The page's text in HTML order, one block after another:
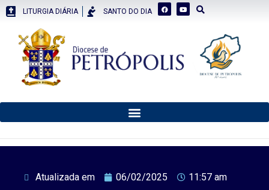
LITURGIA DIÁRIA SANTO DO DIA
Atualizada em 06/02/2025 11:57 am